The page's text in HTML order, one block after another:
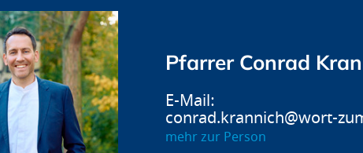
Pfarrer Conrad
conrad.krannich@wort-
mehr zur Person